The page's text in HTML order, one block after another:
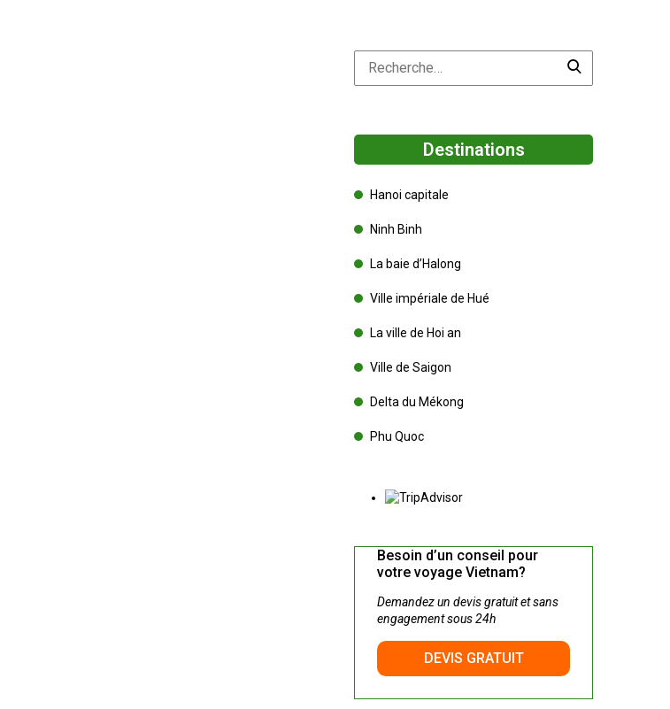
Destinations
Hanoi capitale
Ninh Binh
La baie d’Halong
Ville impériale de Hué
La ville de Hoi an
Ville de Saigon
Delta du Mékong
Phu Quoc
Besoin d’un conseil pour
votre voyage Vietnam?
Demandez un devis gratuit et sans
engagement sous 24h
DEVIS GRATUIT